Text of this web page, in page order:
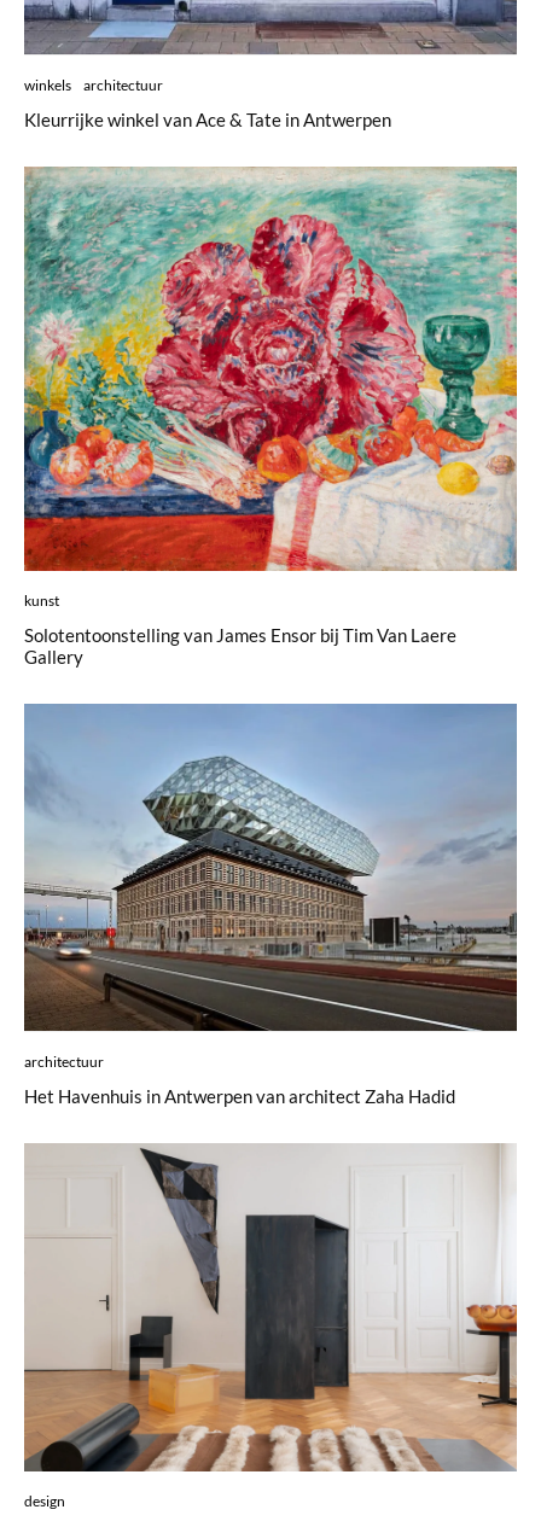
winkels architectuur
Kleurrijke winkel van Ace & Tate in Antwerpen
kunst
Solotentoonstelling van James Ensor bij Tim Van Laere
Gallery
architectuur
Het Havenhuis in Antwerpen van architect Zaha Hadid
design